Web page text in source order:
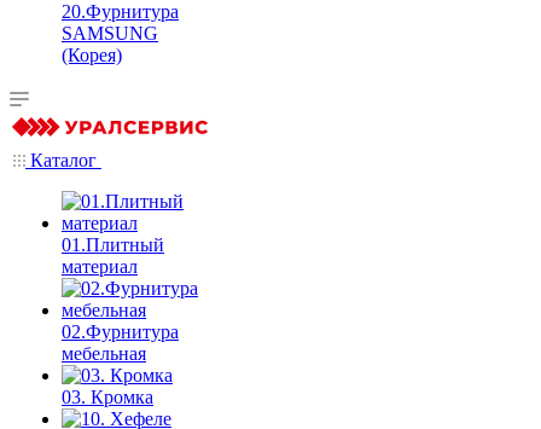
20.Фурнитура
SAMSUNG
(Корея)
Каталог
01.Плитный
материал
02.Фурнитура
мебельная
03. Кромка